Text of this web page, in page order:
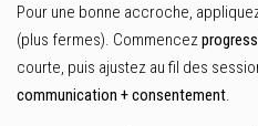
Pour une bonne accroche,
(plus fermes). Commencez
courte, puis ajustez au fil des
communication + consentement.